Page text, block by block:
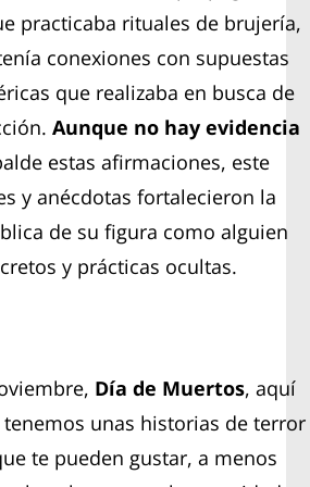
practicaba rituales de brujería,
conexiones con supuestas
que realizaba en busca de
Aunque no hay evidencia
estas afirmaciones, este
y anécdotas fortalecieron la
de su figura como alguien
y prácticas ocultas.
Día de Muertos, aquí
tenemos unas historias de terror
te pueden gustar, a menos